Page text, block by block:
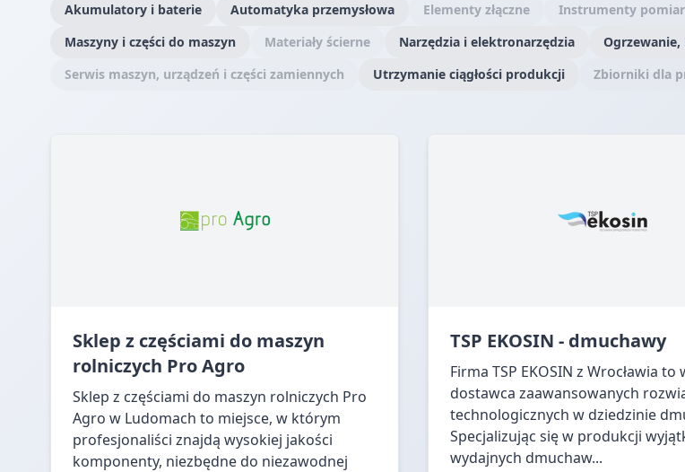
Akumulatory i baterie Automatyka przemysłowa Elementy złączne Instrumenty
Maszyny i części do maszyn
Materiały ścierne Narzędzia i elektronarzędzia
Serwis maszyn, urządzeń i części zamiennych
Utrzymanie ciągłości produkcji Zbiorniki dla
Sklep z częściami do maszyn
rolniczych Pro Agro
Sklep z częściami do maszyn rolniczych Pro
Agro w Ludomach to miejsce, w którym
profesjonaliści znajdą wysokiej jakości
komponenty, niezbędne do niezawodnej
TSP EKOSIN - dmuchawy
Firma TSP EKOSIN z Wrocławia to
dostawca zaawansowanych
technologicznych w dziedzinie
Specjalizując się w produkcji
wydajnych dmuchaw...